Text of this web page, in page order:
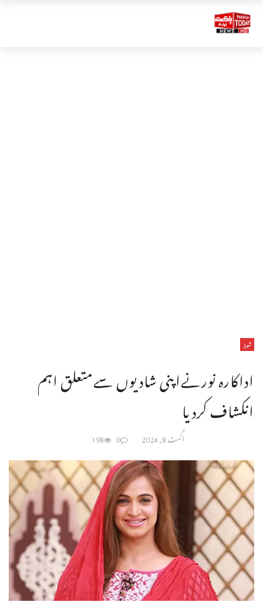
شوبز
اداکارہ نورنےاپنی شادیوں سےمتعلق اہم
انکشاف کردیا
اگست 8, 2024 0
198